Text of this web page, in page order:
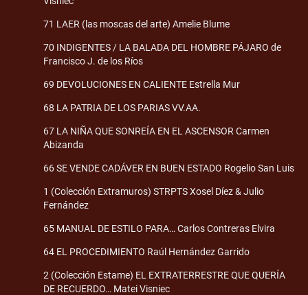
71 LAER (las moscas del arte) Amelie Blume
70 INDIGENTES / LA BALADA DEL HOMBRE PÁJARO de
Francisco J. de los Ríos
69 DEVOLUCIONES EN CALIENTE Estrella Mur
68 LA PATRIA DE LOS PARIAS VV.AA.
67 LA NIÑA QUE SONREÍA EN EL ASCENSOR Carmen
Abizanda
66 SE VENDE CADÁVER EN BUEN ESTADO Rogelio San Luis
1 (Colección Extramuros) STRPTS Xosel Díez & Julio
Fernández
65 MANUAL DE ESTILO PARA… Carlos Contreras Elvira
64 EL PROCEDIMIENTO Raúl Hernández Garrido
2 (Colección Estame) EL EXTRATERRESTRE QUE QUERÍA
DE RECUERDO… Matei Visniec